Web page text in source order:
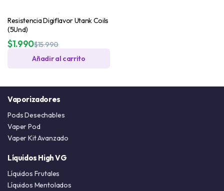
Resistencia Digiflavor Utank Coils
(5Und)
$15.990
$1.990
Añadir al carrito
Vaporizadores
Pods Desechables
Vaper Pod
Vaper Kit Avanzado
Líquidos High VG
Líquidos Frutales
Líquidos Mentolados